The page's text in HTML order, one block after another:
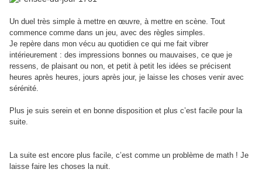
Un duel très simple à mettre en œuvre, à mettre en scène. Tout
commence comme dans un jeu, avec des règles simples.
Je repère dans mon vécu au quotidien ce qui me fait vibrer
intérieurement : des impressions bonnes ou mauvaises, ce que je
ressens, de plaisant ou non, et petit à petit les idées se précisent
heures après heures, jours après jour, je laisse les choses venir avec
sérénité.
Plus je suis serein et en bonne disposition et plus c’est facile pour la
suite.
La suite est encore plus facile, c’est comme un problème de math ! Je
laisse faire les choses la nuit.